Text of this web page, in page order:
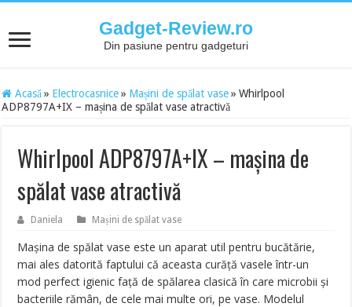
Gadget-Review.ro
Din pasiune pentru gadgeturi
Acasă » Electrocasnice » Mașini de spălat vase » Whirlpool
ADP8797A+IX – mașina de spălat vase atractivă
Whirlpool ADP8797A+IX – mașina de
spălat vase atractivă
Daniela Mașini de spălat vase
Mașina de spălat vase este un aparat util pentru bucătărie,
mai ales datorită faptului că aceasta curăță vasele într-un
mod perfect igienic față de spălarea clasică în care microbii și
bacteriile rămân, de cele mai multe ori, pe vase. Modelul